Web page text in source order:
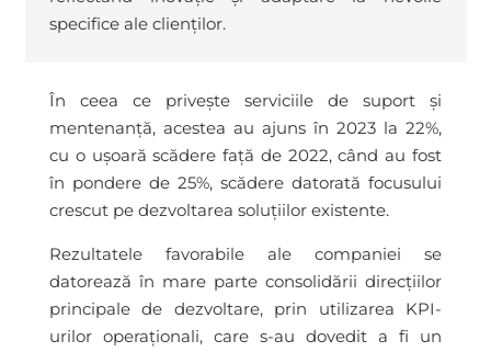
specifice ale clienților.
În ceea ce privește serviciile de suport și
mentenanță, acestea au ajuns în 2023 la 22%,
cu o ușoară scădere față de 2022, când au fost
în pondere de 25%, scădere datorată focusului
crescut pe dezvoltarea soluțiilor existente.
Rezultatele favorabile ale companiei se
datorează în mare parte consolidării direcțiilor
principale de dezvoltare, prin utilizarea KPI-
urilor operaționali, care s-au dovedit a fi un